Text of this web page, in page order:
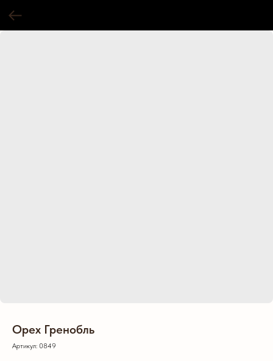
Орех Гренобль
Артикул: 0849